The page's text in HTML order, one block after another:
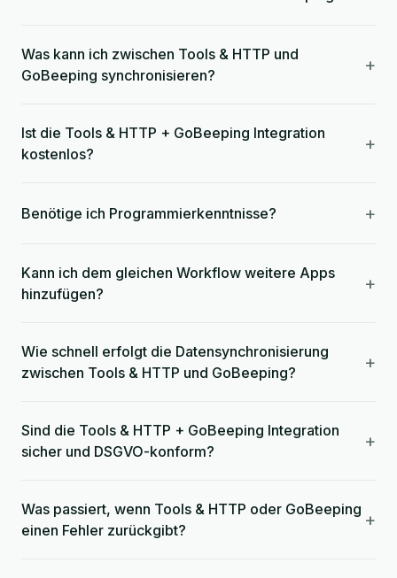
Was kann ich zwischen Tools & HTTP und
GoBeeping synchronisieren?
+
Ist die Tools & HTTP + GoBeeping Integration
kostenlos?
+
Benötige ich Programmierkenntnisse? +
Kann ich dem gleichen Workflow weitere Apps
hinzufügen?
+
Wie schnell erfolgt die Datensynchronisierung
zwischen Tools & HTTP und GoBeeping?
+
Sind die Tools & HTTP + GoBeeping Integration
sicher und DSGVO-konform?
+
Was passiert, wenn Tools & HTTP oder GoBeeping
einen Fehler zurückgibt?
+